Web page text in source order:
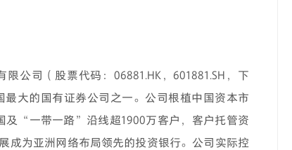
限公司（股票代码：06881.HK，601881.SH，下
大的国有证券公司之一。公司根植中国资本市
及“一带一路”沿线超1900万客户，客户托管资
成为亚洲网络布局领先的投资银行。公司实际控